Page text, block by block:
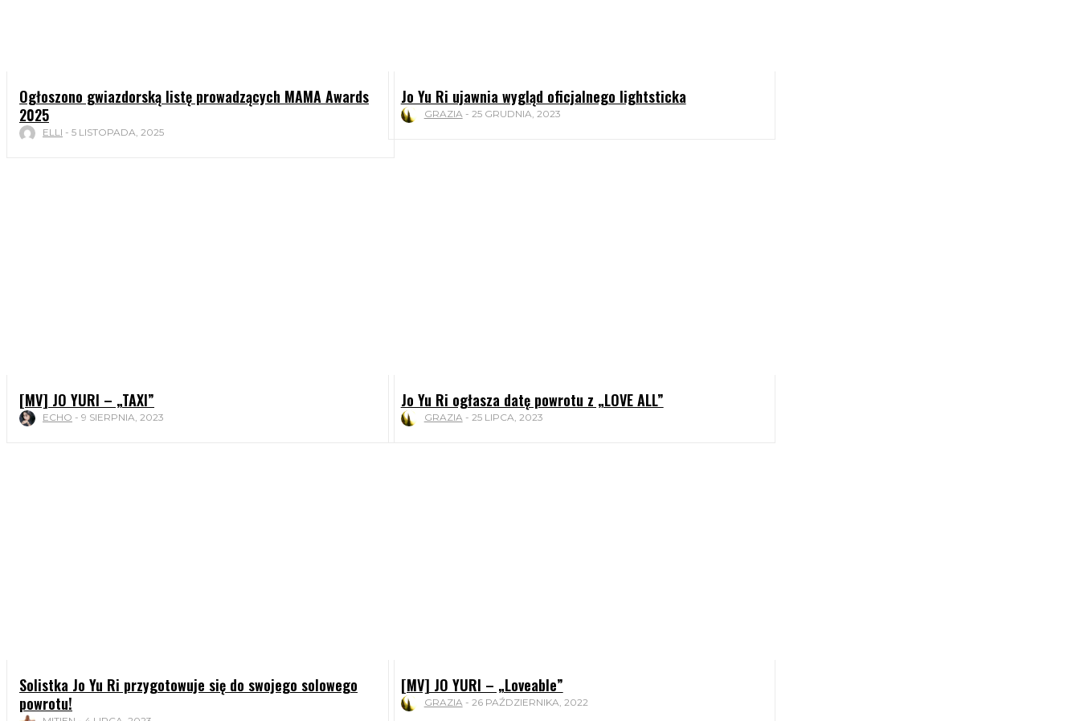
Ogłoszono gwiazdorską listę prowadzących MAMA Awards
2025
ELLI - 5 LISTOPADA, 2025
Jo Yu Ri ujawnia wygląd oficjalnego lightsticka
GRAZIA - 25 GRUDNIA, 2023
[MV] JO YURI – „TAXI”
ECHO - 9 SIERPNIA, 2023
Jo Yu Ri ogłasza datę powrotu z „LOVE ALL”
GRAZIA - 25 LIPCA, 2023
Solistka Jo Yu Ri przygotowuje się do swojego solowego
powrotu!
[MV] JO YURI – „Loveable”
GRAZIA - 26 PAŹDZIERNIKA, 2022